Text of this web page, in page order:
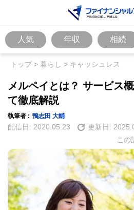
人気 年収 相続
トップ> 暮らし > キャッシュレス
メルペイとは？ サービス
て徹底解説
執筆者 : 鴨志田 大輔
配信日: 2020.05.23 更新日:
この